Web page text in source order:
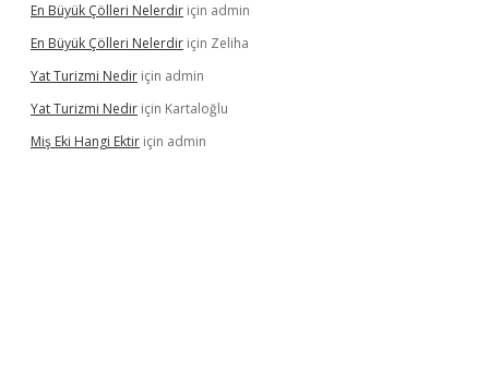
En Büyük Çölleri Nelerdir için admin
En Büyük Çölleri Nelerdir için Zeliha
Yat Turizmi Nedir için admin
Yat Turizmi Nedir için Kartaloğlu
Miş Eki Hangi Ektir için admin